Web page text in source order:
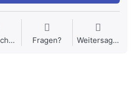
Vergleichen Fragen? Weitersagen